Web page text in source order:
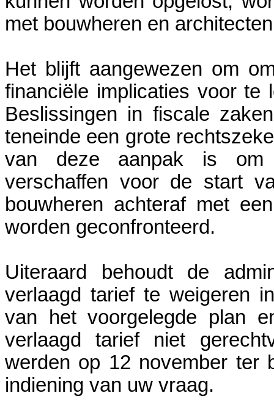
met bouwheren en
Het blijft aangewezen om
financiële implicaties voor te
Beslissingen in fiscale
teneinde een grote
van deze aanpak is om
verschaffen voor de start
bouwheren achteraf met
worden geconfronteerd.
Uiteraard behoudt de
verlaagd tarief te weigeren
van het voorgelegde plan
verlaagd tarief niet
werden op 12 november ter
indiening van uw vraag.